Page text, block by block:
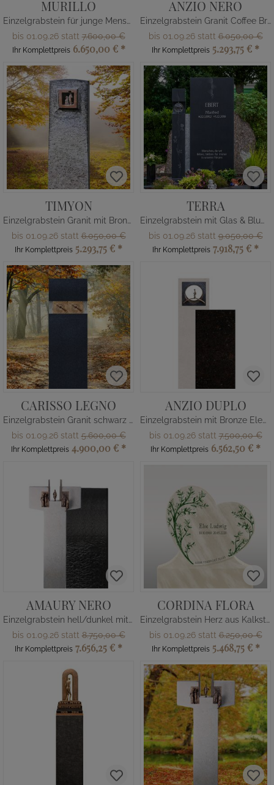
MURILLO
Einzelgrabstein für junge Menschen Meer und Segelboote
bis 01.09.26 statt7.600,00 €
Ihr Komplettpreis 6.650,00 € *
ANZIO NERO
Einzelgrabstein Granit Coffee Brown mit Bronze
bis 01.09.26 statt6.050,00 €
Ihr Komplettpreis 5.293,75 € *
TIMYON
Einzelgrabstein Granit mit Bronze Ornament
bis 01.09.26 statt6.050,00 €
Ihr Komplettpreis 5.293,75 € *
TERRA
Einzelgrabstein mit Glas & Blumen
bis 01.09.26 statt9.050,00 €
Ihr Komplettpreis 7.918,75 € *
CARISSO LEGNO
Einzelgrabstein Granit schwarz mit Holz
bis 01.09.26 statt5.600,00 €
Ihr Komplettpreis 4.900,00 € *
ANZIO DUPLO
Einzelgrabstein mit Bronze Element Brücke
bis 01.09.26 statt7.500,00 €
Ihr Komplettpreis 6.562,50 € *
AMAURY NERO
Einzelgrabstein hell/dunkel mit Tor & Menschen
bis 01.09.26 statt8.750,00 €
Ihr Komplettpreis 7.656,25 € *
CORDINA FLORA
Einzelgrabstein Herz aus Kalkstein
bis 01.09.26 statt6.250,00 €
Ihr Komplettpreis 5.468,75 € *